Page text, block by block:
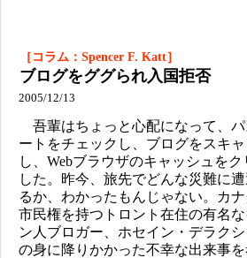
［コラム：Spencer F. Katt］
ブログをググられ入国拒否
2005/12/13
吾輩はちょっと心配になって、パ
ートをチェックし、ブログをスキャ
し、Webブラウザのキャッシュをク
した。昨今、旅先でどんな災難に
るか、わかったもんじゃない。カ
市民権を持つトロント在住の有名な
ン人ブロガー、ホセイン・デラク
の身に降りかかった不幸な出来事を